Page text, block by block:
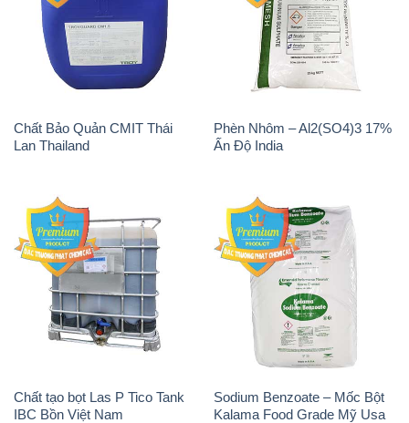
Chất Bảo Quản CMIT Thái
Lan Thailand
Phèn Nhôm – Al2(SO4)3 17%
Ấn Độ India
Chất tạo bọt Las P Tico Tank
IBC Bồn Việt Nam
Sodium Benzoate – Mốc Bột
Kalama Food Grade Mỹ Usa